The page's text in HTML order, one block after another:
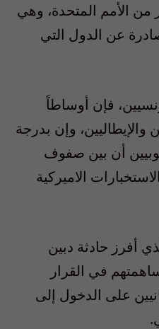
من الأمم المتحدة، وهي
عن الدول التي
فإن أوساطاً
والإيطاليين، وإن بدرجة
أن بين صفوف
الاميركية
أفرز حادثة دبين
في القرار
على الدخول إلى